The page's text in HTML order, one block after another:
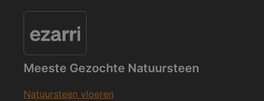
Meeste Gezochte Natuursteen
Natuursteen vloeren